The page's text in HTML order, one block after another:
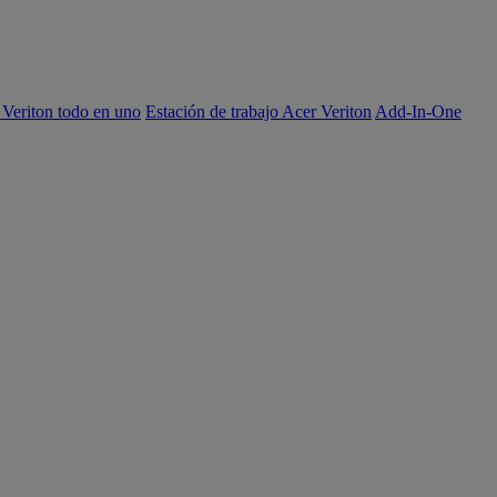
todo en uno Estación de trabajo Acer Veriton Add-In-One